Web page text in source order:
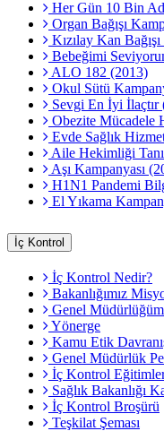
Her Gün 10 Bin
Organ Bağışı
Kızılay Kan
Bebeğimi
ALO 182 (2013)
Okul Sütü
Sevgi En İyi İlaçtır
Obezite Mücadele
Evde Sağlık
Aile Hekimliği
Aşı Kampanyası
H1N1 Pandemi
El Yıkama
İç Kontrol
İç Kontrol Nedir?
Bakanlığımız
Genel
Yönerge
Kamu Etik
Genel Müdürlük
İç Kontrol
Sağlık Bakanlığı
İç Kontrol Broşürü
Teşkilat Şeması